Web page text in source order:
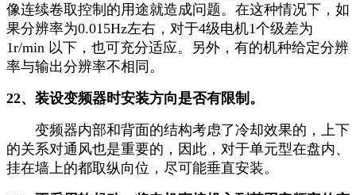
像连续卷取控制的用途就造成问题。在这种情况下，如
果分辨率为0.015Hz左右，对于4级电机1个级差为
1r/min 以下，也可充分适应。另外，有的机种给定分辨
率与输出分辨率不相同。
22、装设变频器时安装方向是否有限制。
变频器内部和背面的结构考虑了冷却效果的，上下
的关系对通风也是重要的，因此，对于单元型在盘内、
挂在墙上的都取纵向位，尽可能垂直安装。